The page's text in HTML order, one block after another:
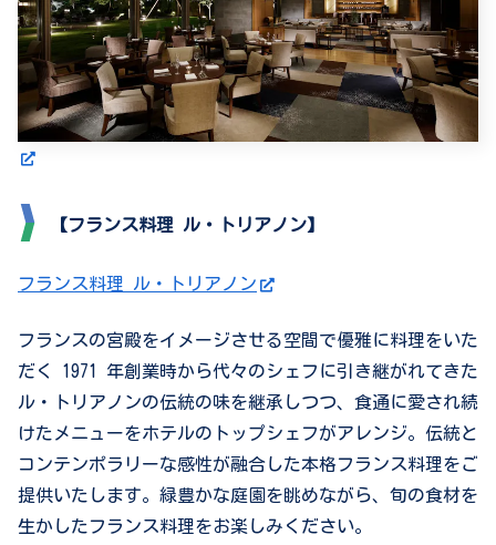
【フランス料理 ル・トリアノン】
フランス料理 ル・トリアノン
フランスの宮殿をイメージさせる空間で優雅に料理をいた
だく 1971 年創業時から代々のシェフに引き継がれてきた
ル・トリアノンの伝統の味を継承しつつ、食通に愛され続
けたメニューをホテルのトップシェフがアレンジ。伝統と
コンテンポラリーな感性が融合した本格フランス料理をご
提供いたします。緑豊かな庭園を眺めながら、旬の食材を
生かしたフランス料理をお楽しみください。